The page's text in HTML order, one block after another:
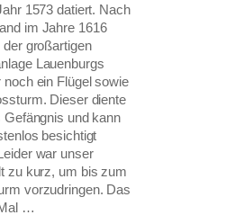
1573 datiert. Nach
im Jahre 1616
großartigen
Lauenburgs
noch ein Flügel sowie
Dieser diente
Gefängnis und kann
besichtigt
war unser
zu kurz, um bis zum
vorzudringen. Das
…